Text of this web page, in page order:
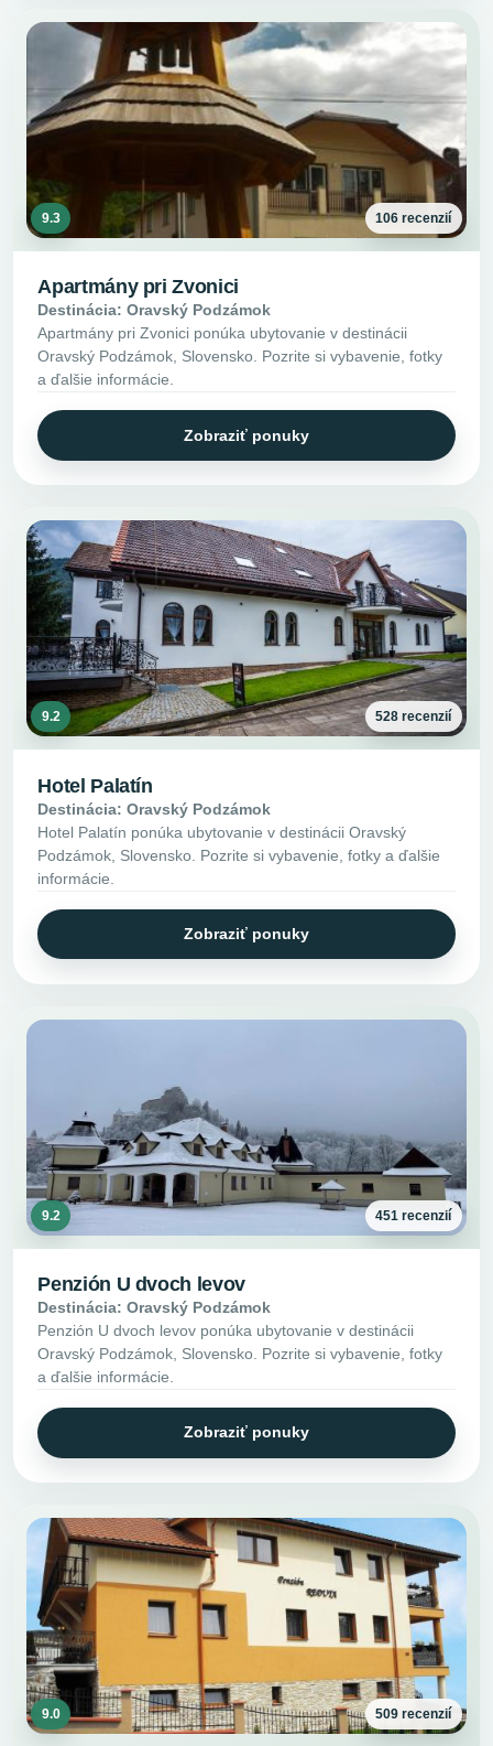
9.3 106 recenzií
Apartmány pri Zvonici
Destinácia: Oravský Podzámok
Apartmány pri Zvonici ponúka ubytovanie v destinácii
Oravský Podzámok, Slovensko. Pozrite si vybavenie, fotky
a ďalšie informácie.
Zobraziť ponuky
9.2 528 recenzií
Hotel Palatín
Destinácia: Oravský Podzámok
Hotel Palatín ponúka ubytovanie v destinácii Oravský
Podzámok, Slovensko. Pozrite si vybavenie, fotky a ďalšie
informácie.
Zobraziť ponuky
9.2 451 recenzií
Penzión U dvoch levov
Destinácia: Oravský Podzámok
Penzión U dvoch levov ponúka ubytovanie v destinácii
Oravský Podzámok, Slovensko. Pozrite si vybavenie, fotky
a ďalšie informácie.
Zobraziť ponuky
9.0 509 recenzií